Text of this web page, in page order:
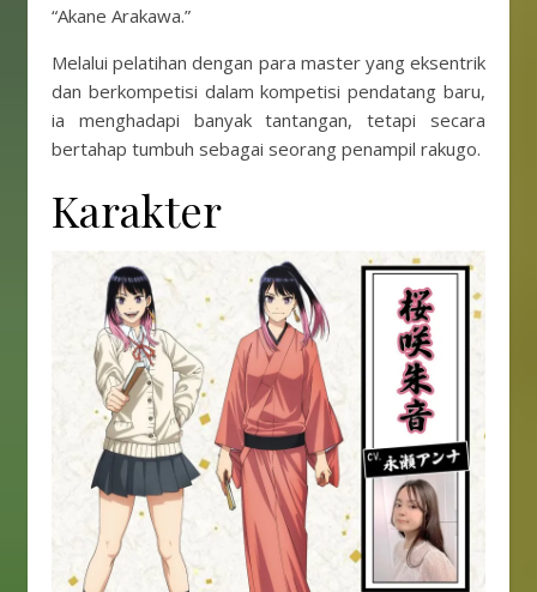
“Akane Arakawa.”
Melalui pelatihan dengan para master yang eksentrik
dan berkompetisi dalam kompetisi pendatang baru,
ia menghadapi banyak tantangan, tetapi secara
bertahap tumbuh sebagai seorang penampil rakugo.
Karakter